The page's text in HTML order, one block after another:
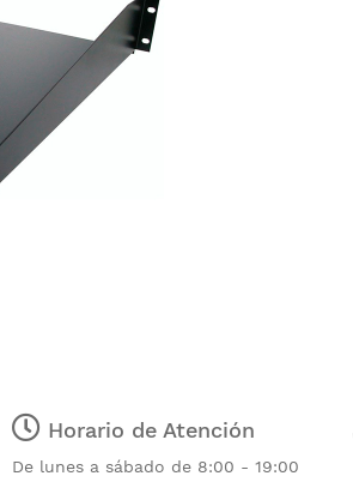
Horario de Atención
De lunes a sábado de 8:00 - 19:00